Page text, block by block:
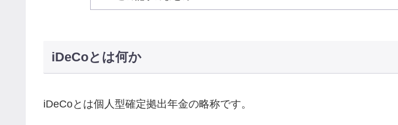
iDeCoとは何か
iDeCoとは個人型確定拠出年金の略称です。